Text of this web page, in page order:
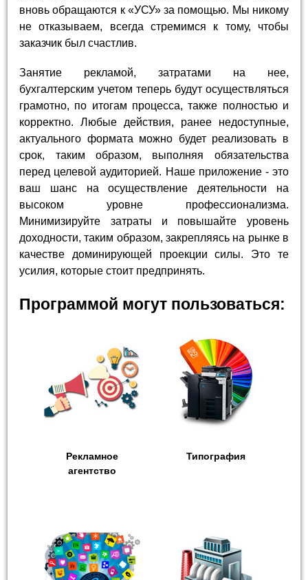
вновь обращаются к «УСУ» за помощью. Мы никому
не отказываем, всегда стремимся к тому, чтобы
заказчик был счастлив.
Занятие рекламой, затратами на нее,
бухгалтерским учетом теперь будут осуществляться
грамотно, по итогам процесса, также полностью и
корректно. Любые действия, ранее недоступные,
актуального формата можно будет реализовать в
срок, таким образом, выполняя обязательства
перед целевой аудиторией. Наше приложение - это
ваш шанс на осуществление деятельности на
высоком уровне профессионализма.
Минимизируйте затраты и повышайте уровень
доходности, таким образом, закрепляясь на рынке в
качестве доминирующей проекции силы. Это те
усилия, которые стоит предпринять.
Программой могут пользоваться:
Рекламное
агентство
Типография